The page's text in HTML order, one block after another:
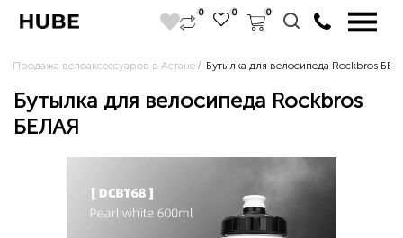
0 0 0
Продажа велоаксессуаров в Астане Бутылка для велосипеда Rockbros
Бутылка для велосипеда Rockbros
БЕЛАЯ